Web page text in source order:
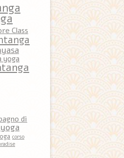
Class
yoga
di
corso